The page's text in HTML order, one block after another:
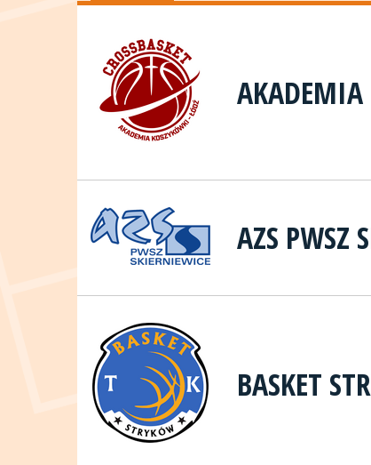
AKADEMIA
AZS PWSZ
BASKET